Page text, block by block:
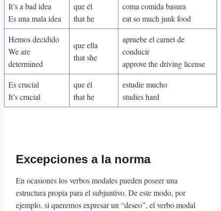
It’s a bad idea
Es una mala idea
que él
that he
coma comida basura
eat so much junk food
Hemos decidido
We are
determined
que ella
that she
apruebe el carnet de
conducir
approve the driving license
Es crucial
It’s crucial
que él
that he
estudie mucho
studies hard
Excepciones a la norma
En ocasiones los verbos modales pueden poseer una
estructura propia para el subjuntivo. De este modo, por
ejemplo, si queremos expresar un “deseo”, el verbo modal